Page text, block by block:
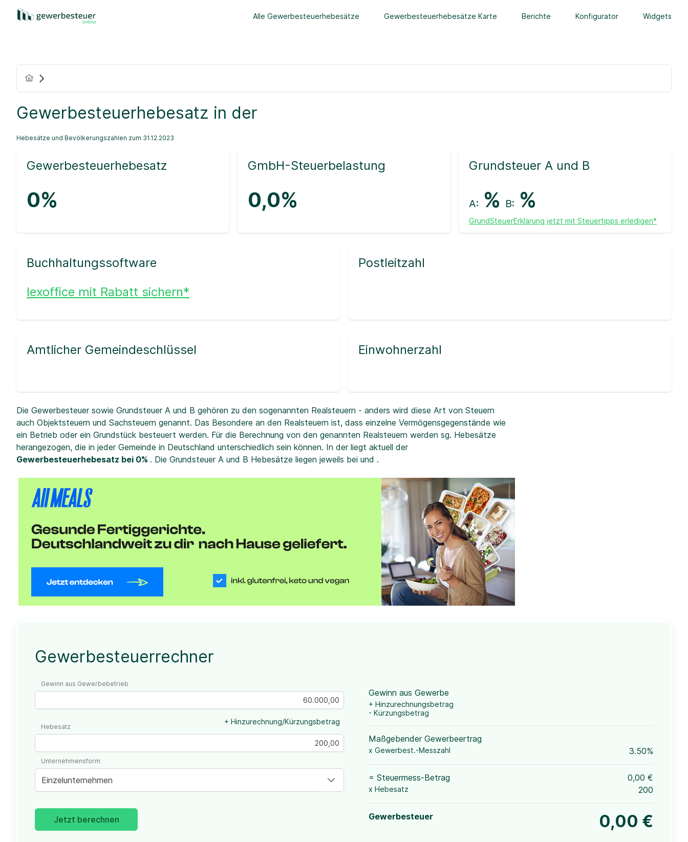
Alle Gewerbesteuerhebesätze Gewerbesteuerhebesätze Karte Berichte Konfigurator Widgets
Gewerbesteuerhebesatz in der
Hebesätze und Bevölkerungszahlen zum 31.12.2023
Gewerbesteuerhebesatz
0%
GmbH-Steuerbelastung
0,0%
Grundsteuer A und B
A: % B: %
GrundSteuerErklärung jetzt mit Steuertipps erledigen*
Buchhaltungssoftware
lexoffice mit Rabatt sichern*
Postleitzahl
Amtlicher Gemeindeschlüssel Einwohnerzahl
Die Gewerbesteuer sowie Grundsteuer A und B gehören zu den sogenannten Realsteuern - anders wird diese Art von Steuern
auch Objektsteuern und Sachsteuern genannt. Das Besondere an den Realsteuern ist, dass einzelne Vermögensgegenstände wie
ein Betrieb oder ein Grundstück besteuert werden. Für die Berechnung von den genannten Realsteuern werden sg. Hebesätze
herangezogen, die in jeder Gemeinde in Deutschland unterschiedlich sein können. In der liegt aktuell der
Gewerbesteuerhebesatz bei 0% . Die Grundsteuer A und B Hebesätze liegen jeweils bei und .
Gewerbesteuerrechner
Gewinn aus Gewerbebetrieb
+ Hinzurechnung/Kürzungsbetrag
Hebesatz
Einzelunternehmen
Unternehmensform
Jetzt berechnen
Gewinn aus Gewerbe
+ Hinzurechnungsbetrag
- Kürzungsbetrag
Maßgebender Gewerbeertrag
x Gewerbest.-Messzahl 3.50%
= Steuermess-Betrag 0,00 €
x Hebesatz 200
Gewerbesteuer 0,00 €